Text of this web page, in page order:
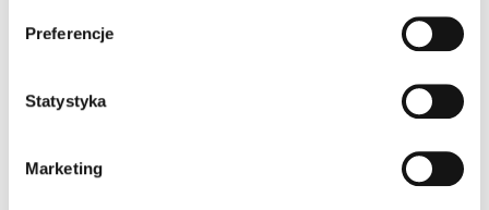
Preferencje
Statystyka
Marketing
For further details, consult EURid’s
Q2 2021 progress